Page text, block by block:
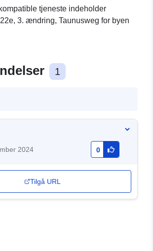
tjeneste indeholder
3. ændring, Taunusweg for byen
1
2024 0
Tilgå URL